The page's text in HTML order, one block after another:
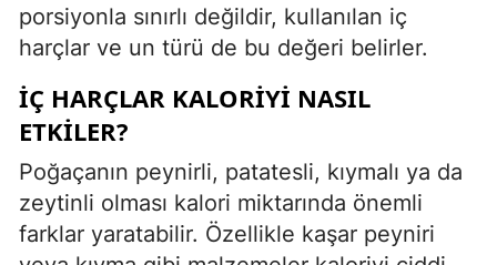
porsiyonla sınırlı değildir, kullanılan iç
harçlar ve un türü de bu değeri belirler.
İÇ HARÇLAR KALORIYI NASIL
ETKILER?
Poğaçanın peynirli, patatesli, kıymalı ya da
zeytinli olması kalori miktarında önemli
farklar yaratabilir. Özellikle kaşar peyniri